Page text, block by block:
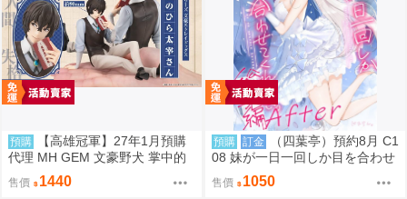
預購
【高雄冠軍】27年1月預購
代理 MH GEM 文豪野犬 掌中的
太宰 太宰治 免訂金0813
售價 1440
預購 訂金
（四葉亭）預約8月 C1
08 妹が一日一回しか目を合わせ
てくれない。After総集編 はまけ
ん。
售價 1050